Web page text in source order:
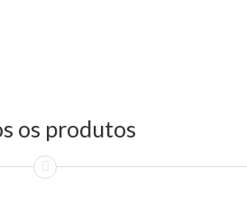
os produtos